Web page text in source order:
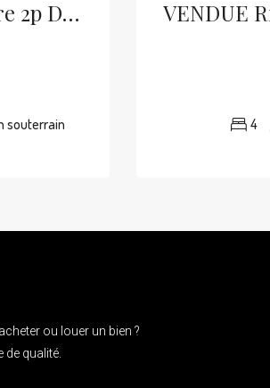
VENDU Rixheim Centre 2p De 41m² Balcon, Cave, Parking Souterrain
souterrain
4
ou louer un bien ?
qualité.